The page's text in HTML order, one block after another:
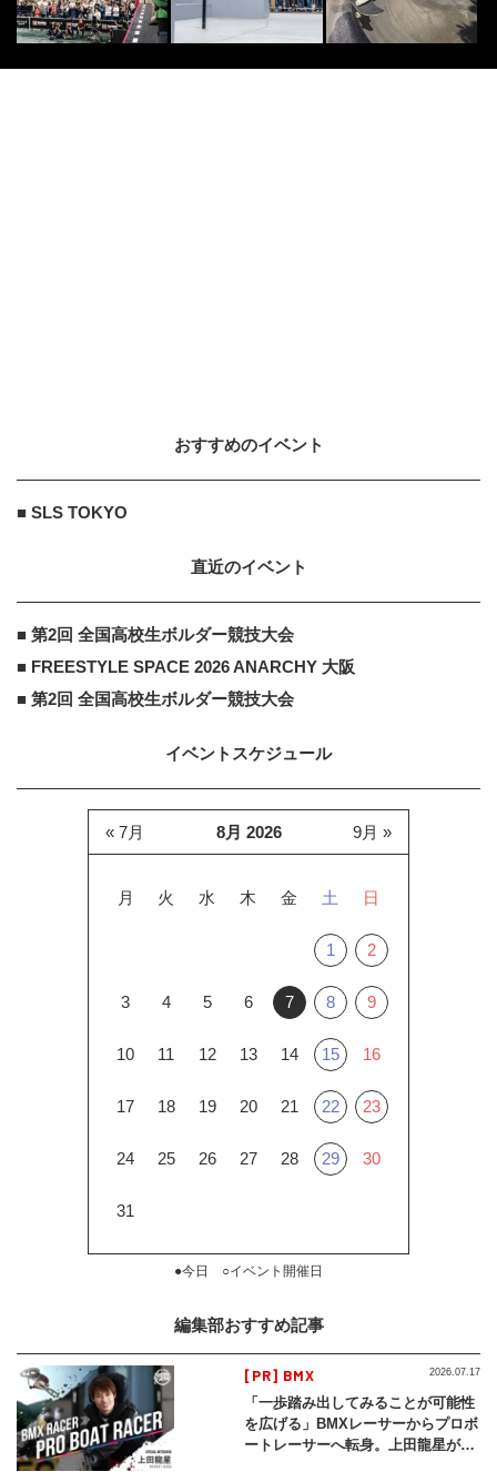
おすすめのイベント
■ SLS TOKYO
直近のイベント
■ 第2回 全国高校生ボルダー競技大会
■ FREESTYLE SPACE 2026 ANARCHY 大阪
■ 第2回 全国高校生ボルダー競技大会
イベントスケジュール
8月 2026
月 火 水 木 金 土 日
1 2
3 4 5 6 7 8 9
10 11 12 13 14 15 16
17 18 19 20 21 22 23
24 25 26 27 28 29 30
31
« 7月 9月 »
●今日 ○イベント開催日
編集部おすすめ記事
[PR] BMX
「一歩踏み出してみることが可能性
を広げる」BMXレーサーからプロボ
ートレーサーへ転身。上田龍星が体
2026.07.17